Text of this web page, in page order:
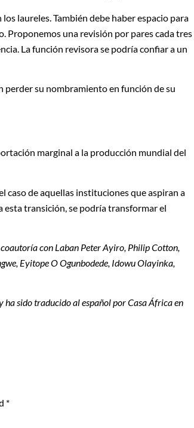
laureles. También debe haber espacio para
Proponemos una revisión por pares cada tres
La función revisora se podría confiar a un
perder su nombramiento en función de su
marginal a la producción mundial del
caso de aquellas instituciones que aspiran a
esta transición, se podría transformar el
con Laban Peter Ayiro, Philip Cotton,
Eyitope O Ogunbodede, Idowu Olayinka,
ha sido traducido al español por Casa África en
*